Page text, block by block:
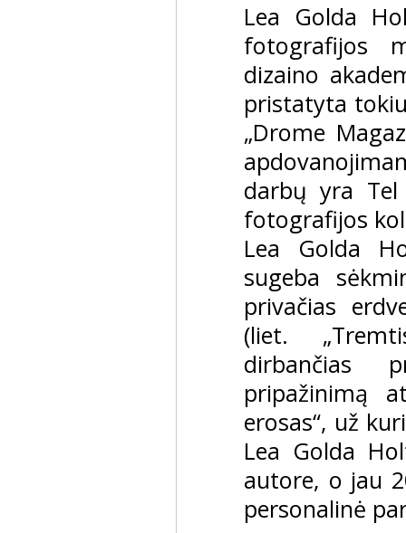
Lea Golda
fotografijos
dizaino
pristatyta
„Drome
darbų yra Tel
fotografijos
Lea Golda
sugeba
privačias
(liet.
dirbančias
pripažinimą
erosas“, už
Lea Golda
autore, o jau
personalinė